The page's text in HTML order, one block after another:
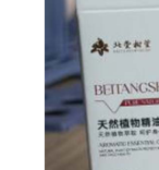
Pati Anti
Lihat Lagi >>